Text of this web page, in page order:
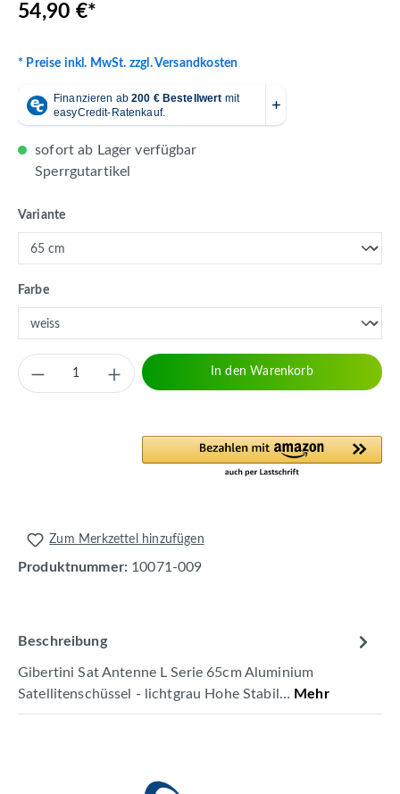
54,90 €*
* Preise inkl. MwSt. zzgl. Versandkosten
sofort ab Lager verfügbar
Sperrgutartikel
Varianteauswählen
Farbeauswählen
Produkt Anzahl: Gib den gewünschten
In den Warenkorb
Zum Merkzettel hinzufügen
Produktnummer: 10071-009
Beschreibung
Gibertini Sat Antenne L Serie 65cm Aluminium
Satellitenschüssel - lichtgrau Hohe Stabil… Mehr